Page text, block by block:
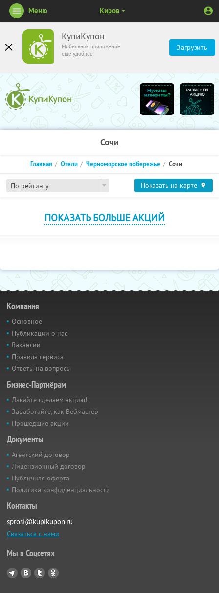
КупиКупон
Мобильное приложение
ещё удобнее
Загрузить
Меню Киров
Сочи
По рейтингу
Главная Отели Черноморское побережье Сочи
Показать на карте
ПОКАЗАТЬ БОЛЬШЕ АКЦИЙ
Компания
Основное
Публикации о нас
Вакансии
Правила сервиса
Ответы на вопросы
Бизнес-Партнёрам
Давайте сделаем акцию!
Заработайте, как Вебмастер
Прошедшие акции
Документы
Агентский договор
Лицензионный договор
Публичная оферта
Политика конфиденциальности
Контакты
sprosi@kupikupon.ru
Связаться с нами
Мы в Соцсетях